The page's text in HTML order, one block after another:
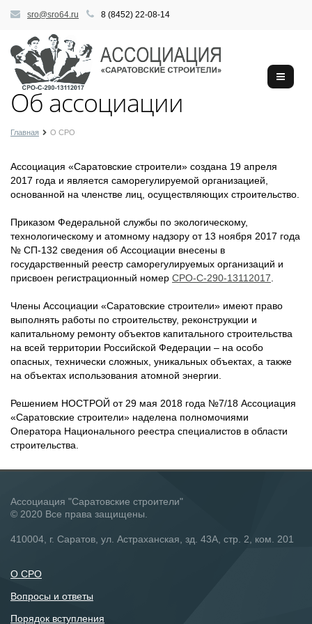
sro@sro64.ru 8 (8452) 22-08-14
Об ассоциации
Главная О СРО
Ассоциация «Саратовские строители» создана 19 апреля
2017 года и является саморегулируемой организацией,
основанной на членстве лиц, осуществляющих строительство.
Приказом Федеральной службы по экологическому,
технологическому и атомному надзору от 13 ноября 2017 года
№ СП-132 сведения об Ассоциации внесены в
государственный реестр саморегулируемых организаций и
присвоен регистрационный номер СРО-С-290-13112017
Члены Ассоциации «Саратовские строители» имеют право
выполнять работы по строительству, реконструкции и
капитальному ремонту объектов капитального строительства
на всей территории Российской Федерации – на особо
опасных, технически сложных, уникальных объектах, а также
на объектах использования атомной энергии.
Решением НОСТРОЙ от 29 мая 2018 года №7/18 Ассоциация
«Саратовские строители» наделена полномочиями
Оператора Национального реестра специалистов в области
строительства.
Ассоциация "Саратовские строители"
© 2020 Все права защищены.
410004, г. Саратов, ул. Астраханская, зд. 43А, стр. 2, ком. 201
О СРО
Вопросы и ответы
Порядок вступления